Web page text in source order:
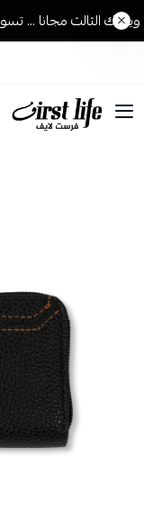
الثالث مجانا ... تسوق
فرست لايف